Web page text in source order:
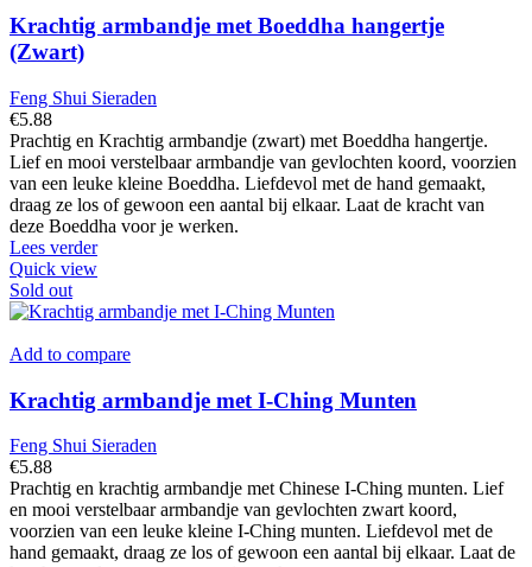
Krachtig armbandje met Boeddha hangertje
(Zwart)
Feng Shui Sieraden
€5.88
Prachtig en Krachtig armbandje (zwart) met Boeddha hangertje.
Lief en mooi verstelbaar armbandje van gevlochten koord, voorzien
van een leuke kleine Boeddha. Liefdevol met de hand gemaakt,
draag ze los of gewoon een aantal bij elkaar. Laat de kracht van
deze Boeddha voor je werken.
Lees verder
Quick view
Sold out
Add to compare
Krachtig armbandje met I-Ching Munten
Feng Shui Sieraden
€5.88
Prachtig en krachtig armbandje met Chinese I-Ching munten. Lief
en mooi verstelbaar armbandje van gevlochten zwart koord,
voorzien van een leuke kleine I-Ching munten. Liefdevol met de
hand gemaakt, draag ze los of gewoon een aantal bij elkaar. Laat de